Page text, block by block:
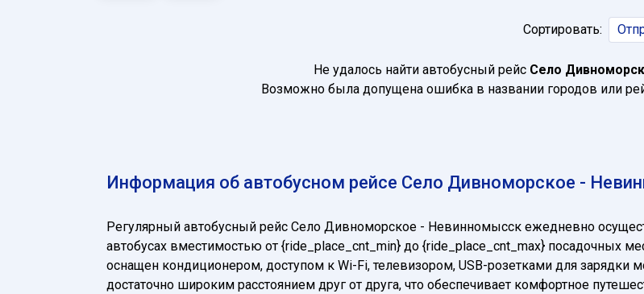
Сортировать:
Не удалось найти автобусный рейс Село
Возможно была допущена ошибка в названии городов или
Информация об автобусном рейсе Село Дивноморское -
Регулярный автобусный рейс Село Дивноморское - Невинномысск ежедневно
автобусах вместимостью от {ride_place_cnt_min} до {ride_place_cnt_max} посадочных
оснащен кондиционером, доступом к Wi-Fi, телевизором, USB-розетками для
достаточно широким расстоянием друг от друга, что обеспечивает комфортное